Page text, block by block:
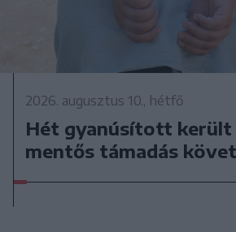
2026. augusztus 10., hétfő
Hét gyanúsított került
mentős támadás